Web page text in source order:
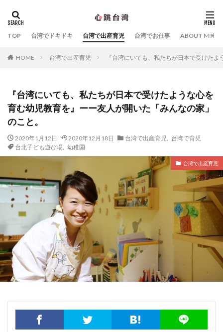
TOP 台湾でドキドキ 台湾で出産育児 台湾でお仕事 ABOUT ME
HOME 台湾で出産育児 『台湾にいても、私たちが日本で受けた
『台湾にいても、私たちが日本で受けたような心を
育む幼児教育を』ーー友人が開いた「みんなの家」
のこと。
2020年1月12日 2020年12月18日 台湾で出産育児
台湾で育児
台北子ども遊び場, 幼稚園
台湾で出産育児
カテゴリー
マッサージ
中国語
台北子ども遊び場
台北産婦人科
台湾Webマーケティング
台湾お土産
台湾でおすすめのホテル
台湾デジタル大臣オードリー・タンさん
台湾の朝ごはん
台湾ものがたり
台湾特集
台湾関連の雑誌・書籍
夜市
子連れ台湾旅行
拙著『オードリー・タン 母の手記「成長戦争」』
拙著『オードリータンの思考』
拙著『まだ誰も見たことのない「未来」の話をしよう』
明太子 × Yaeko 日台女性の交換日記
書籍出版
産後ケア（坐月子）
産後ケアセンター（月子中心）
病院
私の大好きな台湾人 電鍋レシピ 馬祖